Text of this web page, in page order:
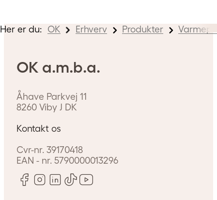
Her er du: OK Erhverv Produkter
OK a.m.b.a.
Åhave Parkvej 11
8260 Viby J DK
Kontakt os
Cvr-nr. 39170418
EAN - nr.5790000013296